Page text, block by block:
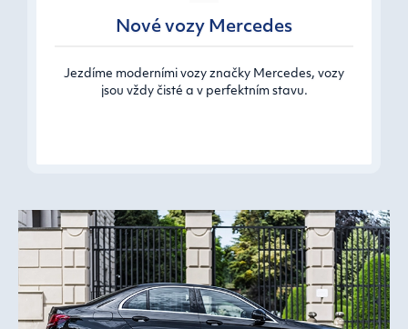
Nové vozy Mercedes
Jezdíme moderními vozy značky Mercedes, vozy
jsou vždy čisté a v perfektním stavu.